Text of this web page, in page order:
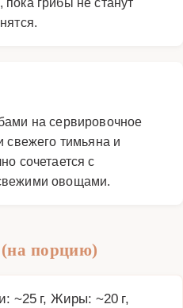
на сервировочное
свежего тимьяна и
сочетается с
овощами.
порцию)
~25 г, Жиры: ~20 г,